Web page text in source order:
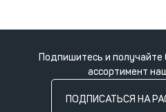
Подпишитесь и получайте
ассортимент
ПОДПИСАТЬСЯ НА